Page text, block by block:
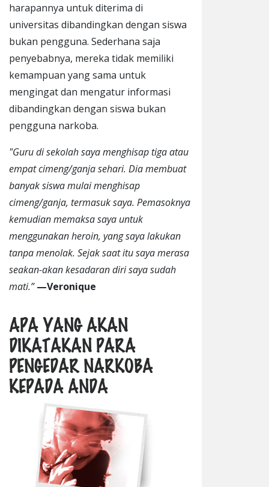
harapannya untuk diterima di
universitas dibandingkan dengan siswa
bukan pengguna. Sederhana saja
penyebabnya, mereka tidak memiliki
kemampuan yang sama untuk
mengingat dan mengatur informasi
dibandingkan dengan siswa bukan
pengguna narkoba.
"Guru di sekolah saya menghisap tiga atau
empat cimeng/ganja sehari. Dia membuat
banyak siswa mulai menghisap
cimeng/ganja, termasuk saya. Pemasoknya
kemudian memaksa saya untuk
menggunakan heroin, yang saya lakukan
tanpa menolak. Sejak saat itu saya merasa
seakan-akan kesadaran diri saya sudah
mati.” —Veronique
APA YANG AKAN
DIKATAKAN PARA
PENGEDAR NARKOBA
KEPADA ANDA